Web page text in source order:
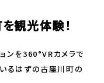
観光体験！
ンを360°VRカメラで
るはずの古座川町の